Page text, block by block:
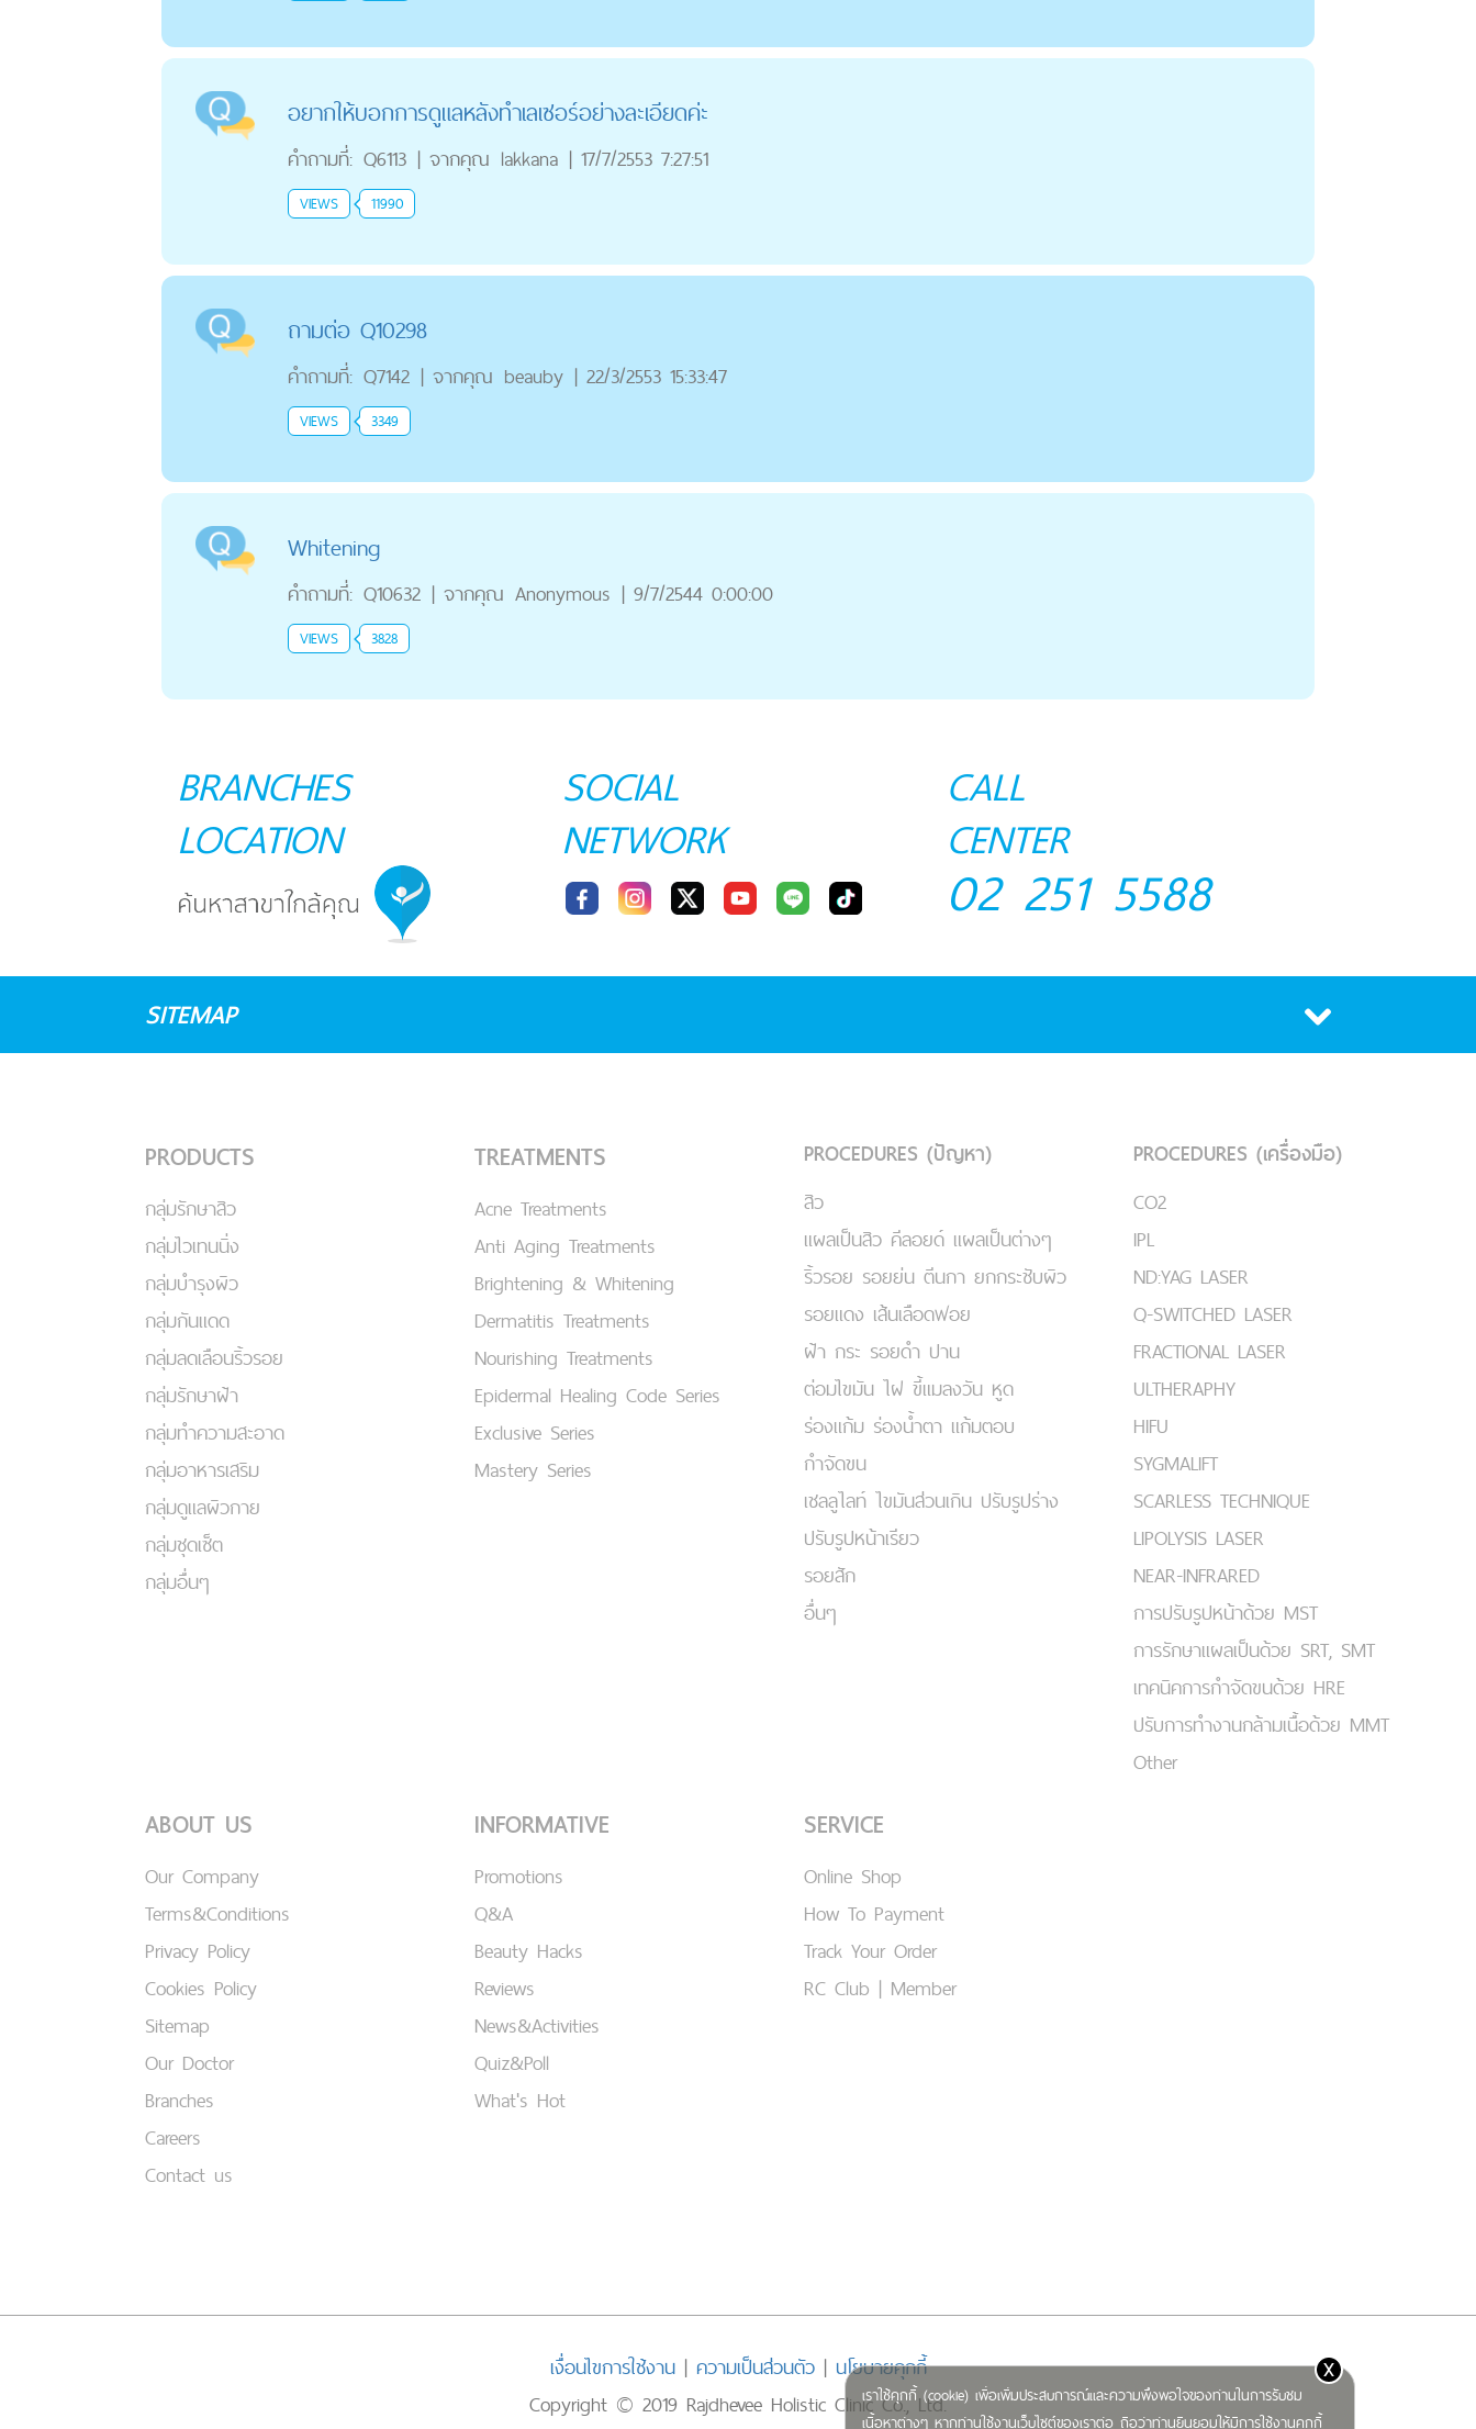
อยากให้บอกการดูแลหลังทำเลเซอร์อย่างละเอียดค่ะ
คำถามที่: Q6113 | จากคุณ lakkana | 17/7/2553 7:27:51
VIEWS 11990
ถามต่อ Q10298
คำถามที่: Q7142 | จากคุณ beauby | 22/3/2553 15:33:47
VIEWS 3349
Whitening
คำถามที่: Q10632 | จากคุณ Anonymous | 9/7/2544 0:00:00
VIEWS 3828
เราใช้คุกกี้ (cookie) เพื่อเพิ่มประสบการณ์และความพึงพอใจของท่านในการรับชม
เนื้อหาต่างๆ หากท่านใช้งานเว็บไซต์ของเราต่อ ถือว่าท่านยินยอมให้มีการใช้งานคุกกี้
x
BRANCHES
LOCATION
SOCIAL
NETWORK
CALL
CENTER
02 251 5588
SITEMAP
PRODUCTS
กลุ่มรักษาสิว
กลุ่มไวเทนนิ่ง
กลุ่มบำรุงผิว
กลุ่มกันแดด
กลุ่มลดเลือนริ้วรอย
กลุ่มรักษาฝ้า
กลุ่มทำความสะอาด
กลุ่มอาหารเสริม
กลุ่มดูแลผิวกาย
กลุ่มชุดเซ็ต
กลุ่มอื่นๆ
TREATMENTS
Acne Treatments
Anti Aging Treatments
Brightening & Whitening
Dermatitis Treatments
Nourishing Treatments
Epidermal Healing Code Series
Exclusive Series
Mastery Series
PROCEDURES (ปัญหา)
สิว
แผลเป็นสิว คีลอยด์ แผลเป็นต่างๆ
ริ้วรอย รอยย่น ตีนกา ยกกระชับผิว
รอยแดง เส้นเลือดฟอย
ฝ้า กระ รอยดำ ปาน
ต่อมไขมัน ไฝ ขี้แมลงวัน หูด
ร่องแก้ม ร่องน้ำตา แก้มตอบ
กำจัดขน
เชลลูไลท์ ไขมันส่วนเกิน ปรับรูปร่าง
ปรับรูปหน้าเรียว
รอยสัก
อื่นๆ
PROCEDURES (เครื่องมือ)
CO2
IPL
ND:YAG LASER
Q-SWITCHED LASER
FRACTIONAL LASER
ULTHERAPHY
HIFU
SYGMALIFT
SCARLESS TECHNIQUE
LIPOLYSIS LASER
NEAR-INFRARED
การปรับรูปหน้าด้วย MST
การรักษาแผลเป็นด้วย SRT, SMT
เทคนิคการกำจัดขนด้วย HRE
ปรับการทำงานกล้ามเนื้อด้วย MMT
Other
ABOUT US
Our Company
Terms&Conditions
Privacy Policy
Cookies Policy
Sitemap
Our Doctor
Branches
Careers
Contact us
INFORMATIVE
Promotions
Q&A
Beauty Hacks
Reviews
News&Activities
Quiz&Poll
What's Hot
SERVICE
Online Shop
How To Payment
Track Your Order
RC Club | Member
เงื่อนไขการใช้งาน| ความเป็นส่วนตัว| นโยบายคุกกี้
Copyright © 2019 Rajdhevee Holistic Clinic Co., Ltd.